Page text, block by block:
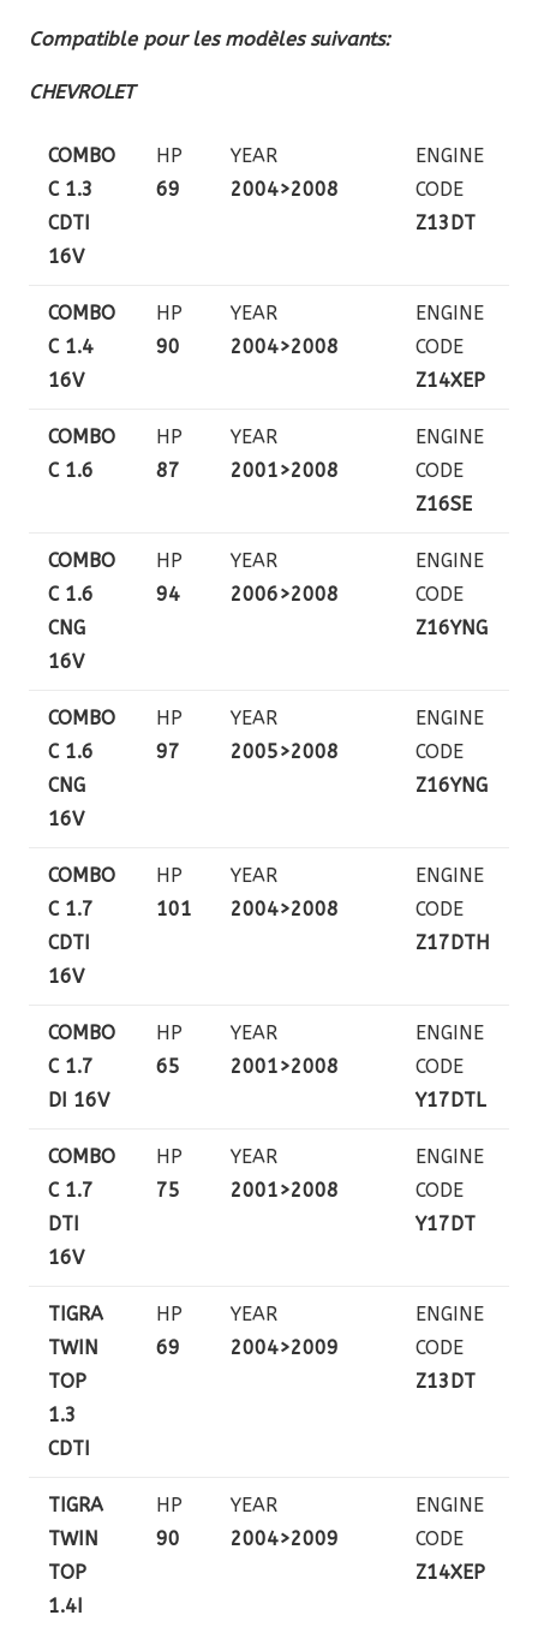
Compatible pour les modèles suivants:
CHEVROLET
COMBO
C 1.3
CDTI
16V
HP
69
YEAR
2004>2008
ENGINE
CODE
Z13DT
COMBO
C 1.4
16V
HP
90
YEAR
2004>2008
ENGINE
CODE
Z14XEP
COMBO
C 1.6
HP
87
YEAR
2001>2008
ENGINE
CODE
Z16SE
COMBO
C 1.6
CNG
16V
HP
94
YEAR
2006>2008
ENGINE
CODE
Z16YNG
COMBO
C 1.6
CNG
16V
HP
97
YEAR
2005>2008
ENGINE
CODE
Z16YNG
COMBO
C 1.7
CDTI
16V
HP
101
YEAR
2004>2008
ENGINE
CODE
Z17DTH
COMBO
C 1.7
DI 16V
HP
65
YEAR
2001>2008
ENGINE
CODE
Y17DTL
COMBO
C 1.7
DTI
16V
HP
75
YEAR
2001>2008
ENGINE
CODE
Y17DT
TIGRA
TWIN
TOP
1.3
CDTI
HP
69
YEAR
2004>2009
ENGINE
CODE
Z13DT
TIGRA
TWIN
TOP
1.4I
HP
90
YEAR
2004>2009
ENGINE
CODE
Z14XEP